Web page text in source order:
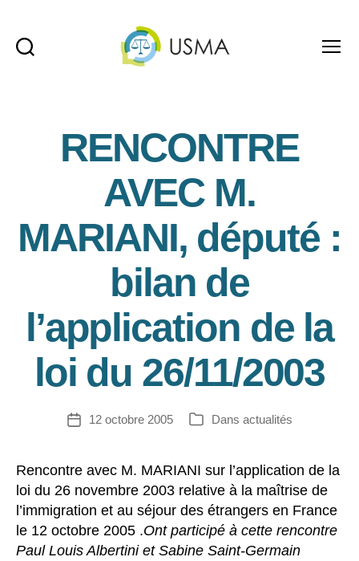
RENCONTRE
AVEC M.
MARIANI, député :
bilan de
l’application de la
loi du 26/11/2003
Date12 octobre 2005 Catégories
Dans actualités
Rencontre avec M. MARIANI sur l’application de la
loi du 26 novembre 2003 relative à la maîtrise de
l’immigration et au séjour des étrangers en France
le 12 octobre 2005 .Ont participé à cette rencontre
Paul Louis Albertini et Sabine Saint-Germain